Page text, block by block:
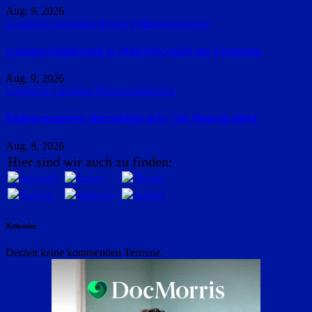
Aug. 9, 2026
Landkreis Straubing-Bogen Polizeimeldungen
Nachbarschaftsstreit in Mitterfels endet mit Verletzten
Aug. 9, 2026
Landkreis Landshut Polizeimeldungen
Kleintransporter überschlägt sich – ein Mensch stirbt
Aug. 8, 2026
Hier sind wir auch zu finden:
Kalender
Derzeit keine kommenden Termine.